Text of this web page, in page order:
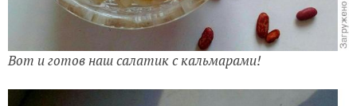
Вот и готов наш салатик с кальмарами!